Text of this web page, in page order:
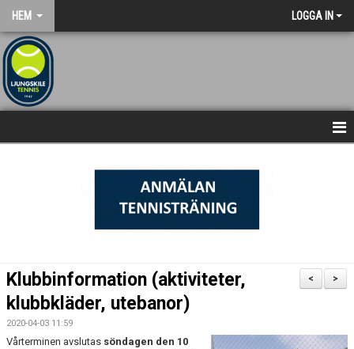
HEM LOGGA IN
>
<
Klubbinformation (aktiviteter,
klubbkläder, utebanor)
2020-04-03 11:59
Vårterminen avslutas söndagen den 10